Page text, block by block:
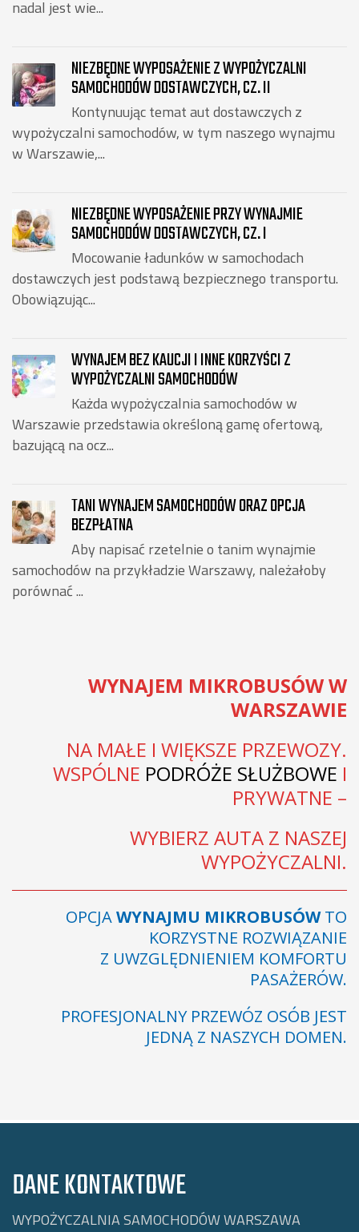
nadal jest wie...
NIEZBĘDNE WYPOSAŻENIE Z WYPOŻYCZALNI
SAMOCHODÓW DOSTAWCZYCH, CZ. II
Kontynuując temat aut dostawczych z
wypożyczalni samochodów, w tym naszego wynajmu
w Warszawie,...
NIEZBĘDNE WYPOSAŻENIE PRZY WYNAJMIE
SAMOCHODÓW DOSTAWCZYCH, CZ. I
Mocowanie ładunków w samochodach
dostawczych jest podstawą bezpiecznego transportu.
Obowiązując...
WYNAJEM BEZ KAUCJI I INNE KORZYŚCI Z
WYPOŻYCZALNI SAMOCHODÓW
Każda wypożyczalnia samochodów w
Warszawie przedstawia określoną gamę ofertową,
bazującą na ocz...
TANI WYNAJEM SAMOCHODÓW ORAZ OPCJA
BEZPŁATNA
Aby napisać rzetelnie o tanim wynajmie
samochodów na przykładzie Warszawy, należałoby
porównać ...
WYNAJEM MIKROBUSÓW W
WARSZAWIE
NA MAŁE I WIĘKSZE PRZEWOZY.
WSPÓLNE PODRÓŻE SŁUŻBOWE I
PRYWATNE –
WYBIERZ AUTA Z NASZEJ
WYPOŻYCZALNI.
OPCJAWYNAJMU MIKROBUSÓWTO
KORZYSTNE ROZWIĄZANIE
Z UWZGLĘDNIENIEM KOMFORTU
PASAŻERÓW.
PROFESJONALNY PRZEWÓZ OSÓB JEST
JEDNĄ Z NASZYCH DOMEN.
DANE KONTAKTOWE
WYPOŻYCZALNIA SAMOCHODÓW WARSZAWA